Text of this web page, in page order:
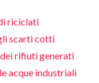
riciclati
scarti cotti
rifiuti generati
acque industriali